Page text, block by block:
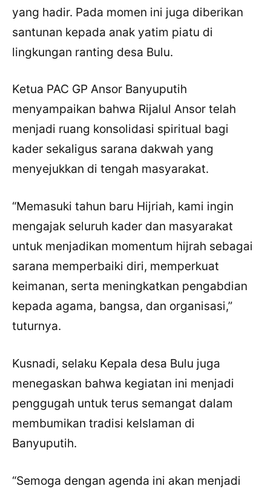
yang hadir. Pada momen ini juga diberikan
santunan kepada anak yatim piatu di
lingkungan ranting desa Bulu.
Ketua PAC GP Ansor Banyuputih
menyampaikan bahwa Rijalul Ansor telah
menjadi ruang konsolidasi spiritual bagi
kader sekaligus sarana dakwah yang
menyejukkan di tengah masyarakat.
“Memasuki tahun baru Hijriah, kami ingin
mengajak seluruh kader dan masyarakat
untuk menjadikan momentum hijrah sebagai
sarana memperbaiki diri, memperkuat
keimanan, serta meningkatkan pengabdian
kepada agama, bangsa, dan organisasi,”
tuturnya.
Kusnadi, selaku Kepala desa Bulu juga
menegaskan bahwa kegiatan ini menjadi
penggugah untuk terus semangat dalam
membumikan tradisi keIslaman di
Banyuputih.
“Semoga dengan agenda ini akan menjadi